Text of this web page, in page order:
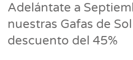
Adelántate a
nuestras Gafas de
descuento del 45%